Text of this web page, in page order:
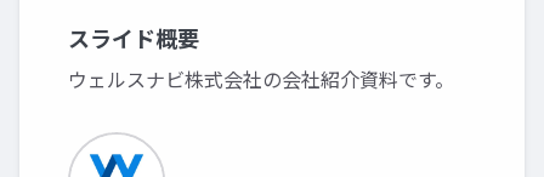
スライド概要
ウェルスナビ株式会社の会社紹介資料です。